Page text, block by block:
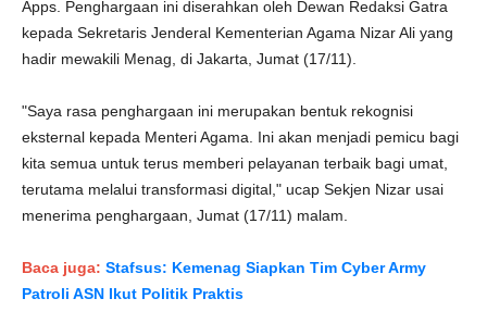
Apps. Penghargaan ini diserahkan oleh Dewan Redaksi Gatra
kepada Sekretaris Jenderal Kementerian Agama Nizar Ali yang
hadir mewakili Menag, di Jakarta, Jumat (17/11).
"Saya rasa penghargaan ini merupakan bentuk rekognisi
eksternal kepada Menteri Agama. Ini akan menjadi pemicu bagi
kita semua untuk terus memberi pelayanan terbaik bagi umat,
terutama melalui transformasi digital," ucap Sekjen Nizar usai
menerima penghargaan, Jumat (17/11) malam.
​​​​​​Baca juga: Stafsus: Kemenag Siapkan Tim Cyber Army
Patroli ASN Ikut Politik Praktis